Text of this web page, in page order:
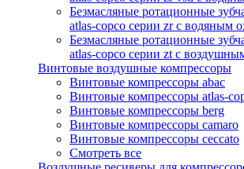
Безмасляные ротационные
atlas-copco серии zr с водяным
Безмасляные ротационные
atlas-copco серии zt с
Винтовые воздушные компрессоры
Винтовые компрессоры abac
Винтовые компрессоры atlas-
Винтовые компрессоры berg
Винтовые компрессоры camaro
Винтовые компрессоры ceccato
Смотреть все